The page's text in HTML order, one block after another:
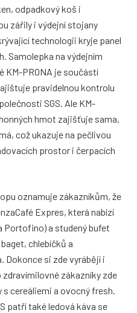
odpadkový koš i
zářily i výdejní stojany
technologii kryje panel
Samolepka na výdejním
KM-PRONA je součástí
pravidelnou kontrolu
SGS. Ale KM-
hmot zajišťuje sama,
což ukazuje na pečlivou
prostor i čerpacích
oznamuje zákazníkům, že
Expres, která nabízí
Portofino) a studený bufet
chlebíčků a
Dokonce si zde vyrábějí i
zákazníky zde
cereáliemi a ovocný fresh.
patří také ledová káva se